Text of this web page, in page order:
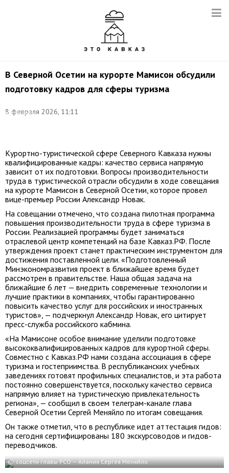
В Северной Осетии на курорте Мамисон обсудили
подготовку кадров для сферы туризма
8 февраля 2026, 11:11
института
Курортно-туристической сфере Северного Кавказа нужны
квалифицированные кадры: качество сервиса напрямую
зависит от их подготовки. Вопросы производительности
труда в туристической отрасли обсудили в ходе совещания
на курорте Мамисон в Северной Осетии, которое провел
вице-премьер России Александр Новак.
На совещании отмечено, что создана пилотная программа
повышения производительности труда в сфере туризма в
России. Реализацией программы будет заниматься
отраслевой центр компетенций на базе Кавказ.РФ. После
утверждения проект станет практическим инструментом для
достижения поставленной цели. «Подготовленный
Минэкономразвития проект в ближайшее время будет
рассмотрен в правительстве. Наша общая задача на
ближайшие 6 лет — внедрить современные технологии и
лучшие практики в компаниях, чтобы гарантированно
повысить качество услуг для российских и иностранных
туристов», — подчеркнул Александр Новак, его цитирует
пресс-служба российского кабмина.
«На Мамисоне особое внимание уделили подготовке
высококвалифицированных кадров для курортной сферы.
Совместно с Кавказ.РФ нами создана ассоциация в сфере
туризма и гостеприимства. В республиканских учебных
заведениях готовят профильных специалистов, и эта работа
постоянно совершенствуется, поскольку качество сервиса
напрямую влияет на туристическую привлекательность
региона», — сообщил в своем телеграм-канале глава
Северной Осетии Сергей Меняйло по итогам совещания.
Он также отметил, что в республике идет аттестация гидов:
на сегодня сертифицированы 180 экскурсоводов и гидов-
переводчиков.
@ соцсети главы РСО — Алания Сергея Меняйло